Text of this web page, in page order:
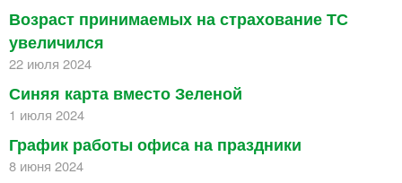
Возраст принимаемых на страхование ТС
увеличился
22 июля 2024
Синяя карта вместо Зеленой
1 июля 2024
График работы офиса на праздники
8 июня 2024